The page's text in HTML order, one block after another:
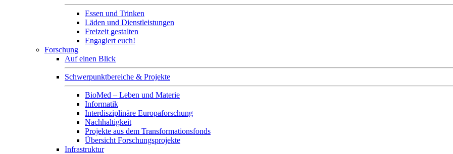
Essen und Trinken
Läden und Dienstleistungen
Freizeit gestalten
Engagiert euch!
Forschung
Auf einen Blick
Schwerpunktbereiche & Projekte
BioMed – Leben und Materie
Informatik
Interdisziplinäre Europaforschung
Nachhaltigkeit
Projekte aus dem Transformationsfonds
Übersicht Forschungsprojekte
Infrastruktur